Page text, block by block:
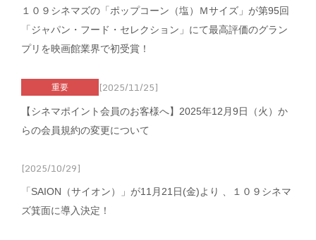
１０９シネマズの「ポップコーン（塩）Ｍサイズ」が第95回
「ジャパン・フード・セレクション」にて最高評価のグラン
プリを映画館業界で初受賞！
重要 [2025/11/25]
【シネマポイント会員のお客様へ】2025年12月9日（火）か
らの会員規約の変更について
[2025/10/29]
「SAION（サイオン）」が11月21日(金)より 、１０９シネマ
ズ箕面に導入決定！